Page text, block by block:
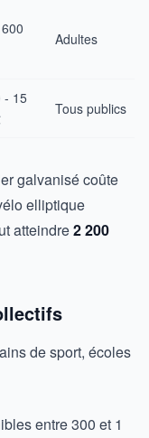
Adultes
- 15
Tous publics
galvanisé coûte
elliptique
atteindre2 200
de sport, écoles
entre 300 et 1